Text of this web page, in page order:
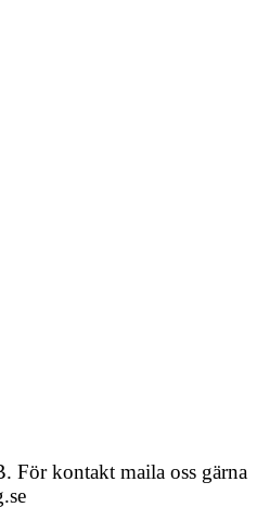
För kontakt maila oss gärna